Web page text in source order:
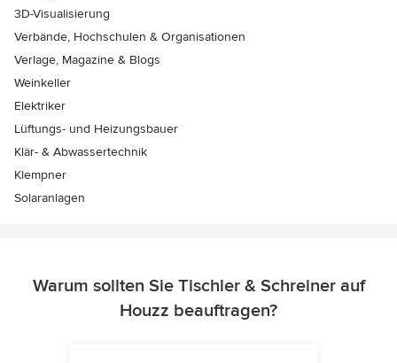
3D-Visualisierung
Verbände, Hochschulen & Organisationen
Verlage, Magazine & Blogs
Weinkeller
Elektriker
Lüftungs- und Heizungsbauer
Klär- & Abwassertechnik
Klempner
Solaranlagen
Warum sollten Sie Tischler & Schreiner auf
Houzz beauftragen?